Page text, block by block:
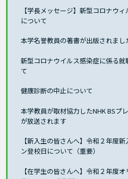
【学長メッセージ】新型コロナウ
について
本学名誉教員の著書が出版されまし
新型コロナウイルス感染症に係る
て
健康診断の中止について
本学教員が取材協力したNHK BSプ
が放送されます
【新入生の皆さんへ】令和２年度
ン登校日について（重要）
【在学生の皆さんへ】令和２年度